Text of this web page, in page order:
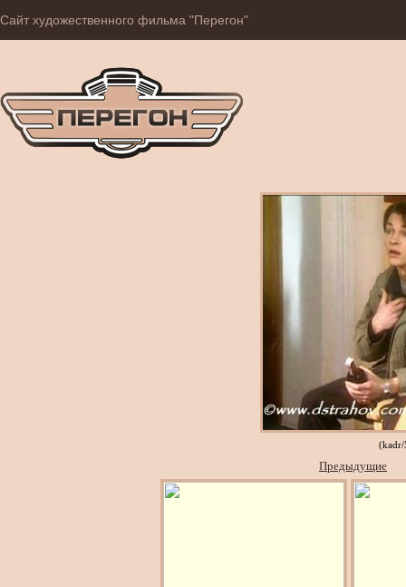
Сайт художественного фильма "Перегон"
(kadr/
Предыдущие